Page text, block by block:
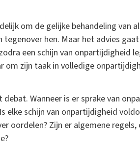
om de gelijke behandeling van
hen. Maar het advies
een schijn van onpartijdigheid
om zijn taak in volledige
debat. Wanneer is er sprake van
elke schijn van onpartijdigheid
oordelen? Zijn er algemene